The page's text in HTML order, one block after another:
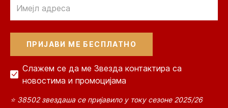
Слажем се да ме Звезда контактира са
новостима и промоцијама
⭐ 38502 звездаша се пријавило у току сезоне 2025/26